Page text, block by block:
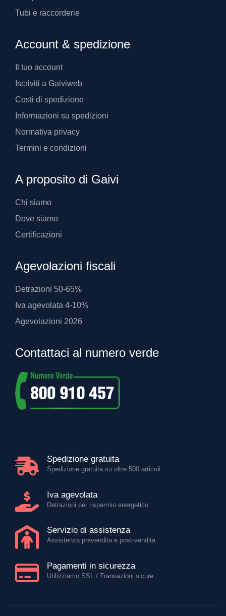
Tubi e raccorderie
Account & spedizione
Il tuo account
Iscriviti a Gaiviweb
Costi di spedizione
Informazioni su spedizioni
Normativa privacy
Termini e condizioni
A proposito di Gaivi
Chi siamo
Dove siamo
Certificazioni
Agevolazioni fiscali
Detrazioni 50-65%
Iva agevolata 4-10%
Agevolazioni 2026
Contattaci al numero verde
Spedizione gratuita
Spedizione gratuita su oltre 500 articoli
Iva agevolata
Detrazioni per risparmio energetico
Servizio di assistenza
Assistenza prevendita e post-vendita
Pagamenti in sicurezza
Utilizziamo SSL / Transazioni sicure